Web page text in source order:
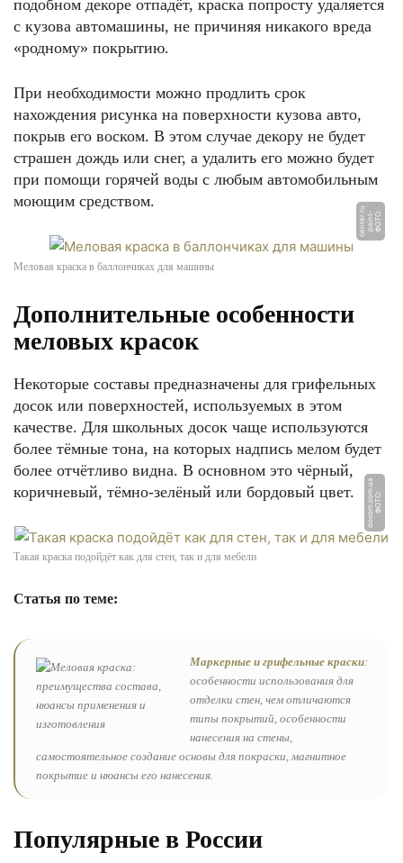
подобном декоре отпадёт, краска попросту удаляется
с кузова автомашины, не причиняя никакого вреда
«родному» покрытию.
При необходимости можно продлить срок
нахождения рисунка на поверхности кузова авто,
покрыв его воском. В этом случае декору не будет
страшен дождь или снег, а удалить его можно будет
при помощи горячей воды с любым автомобильным
моющим средством.
Ф
О
Т
О:
p
ai
n
t
-
c
e
n
t
e
r.
r
u
Меловая краска в баллончиках для машины
Дополнительные особенности
меловых красок
Некоторые составы предназначены для грифельных
досок или поверхностей, используемых в этом
качестве. Для школьных досок чаще используются
более тёмные тона, на которых надпись мелом будет
более отчётливо видна. В основном это чёрный,
коричневый, тёмно-зелёный или бордовый цвет.
Ф
О
Т
О:
d
o
c
o
m.
c
o
m.
u
a
Такая краска подойдёт как для стен, так и для мебели
Статья по теме:
Маркерные и грифельные краски:
особенности использования для
отделки стен, чем отличаются
типы покрытий, особенности
нанесения на стены,
самостоятельное создание основы для покраски, магнитное
покрытие и нюансы его нанесения.
Популярные в России